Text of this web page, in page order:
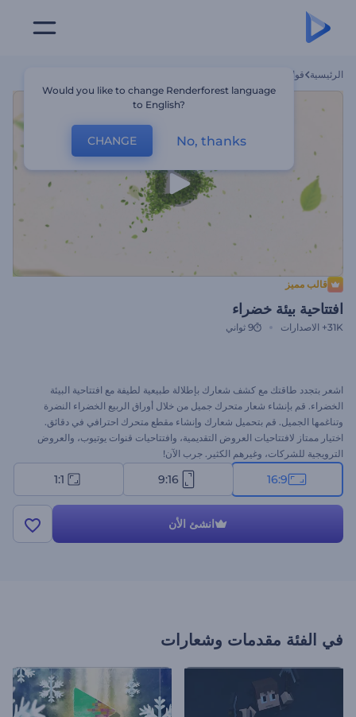
الرئيسية قوالب
قالب مميز
افتتاحية بيئة خضراء
31K+ الاصدارات 9 ثواني
اشعر بتجدد طاقتك مع كشف شعارك بإطلالة طبيعية لطيفة مع افتتاحية البيئة
الخضراء. قم بإنشاء شعار متحرك جميل من خلال أوراق الربيع الخضراء النضرة
وتناغمها الجميل. قم بتحميل شعارك وإنشاء مقطع متحرك احترافي في دقائق.
اختيار ممتاز لافتتاحيات العروض التقديمية، وافتتاحيات قنوات يوتيوب، والعروض
الترويجية للشركات، وغيرهم الكثير. جرب الآن!
16:9
9:16
1:1
انشئ الأن
في الفئة مقدمات وشعارات
Would you like to change Renderforest language
to English?
CHANGE No, thanks